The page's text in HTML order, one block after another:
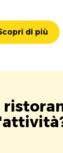
di più